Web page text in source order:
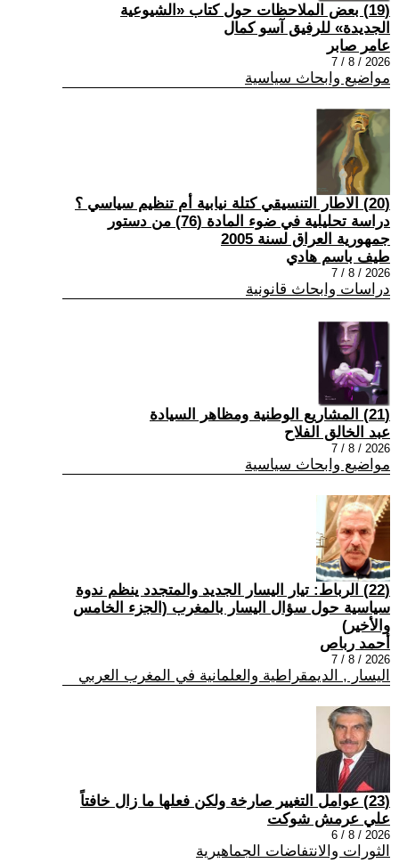
(19) بعض الملاحظات حول كتاب «الشيوعية
الجديدة» للرفيق آسو كمال
عامر صابر
2026 / 8 / 7
مواضيع وابحاث سياسية
(20) الاطار التنسيقي كتلة نيابية أم تنظيم سياسي ؟
دراسة تحليلية في ضوء المادة (76) من دستور
جمهورية العراق لسنة 2005
طيف باسم هادي
2026 / 8 / 7
دراسات وابحاث قانونية
(21) المشاريع الوطنية ومظاهر السيادة
عبد الخالق الفلاح
2026 / 8 / 7
مواضيع وابحاث سياسية
(22) الرباط: تيار اليسار الجديد والمتجدد ينظم ندوة
سياسية حول سؤال اليسار بالمغرب (الجزء الخامس
والأخير)
أحمد رباص
2026 / 8 / 7
اليسار , الديمقراطية والعلمانية في المغرب العربي
(23) عوامل التغيير صارخة ولكن فعلها ما زال خافتاً
علي عرمش شوكت
2026 / 8 / 6
الثورات والانتفاضات الجماهيرية